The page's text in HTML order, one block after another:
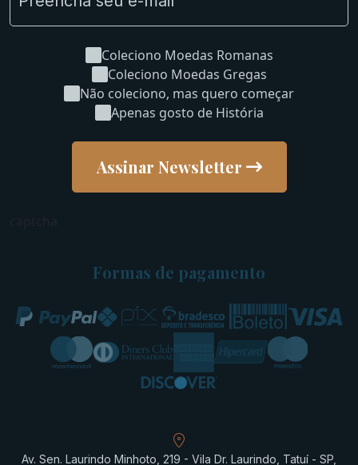
Coleciono Moedas Romanas
Coleciono Moedas Gregas
Não coleciono, mas quero começar
Apenas gosto de História
Assinar Newsletter
Formas de pagamento
Av. Sen. Laurindo Minhoto, 219 - Vila Dr. Laurindo, Tatuí - SP,